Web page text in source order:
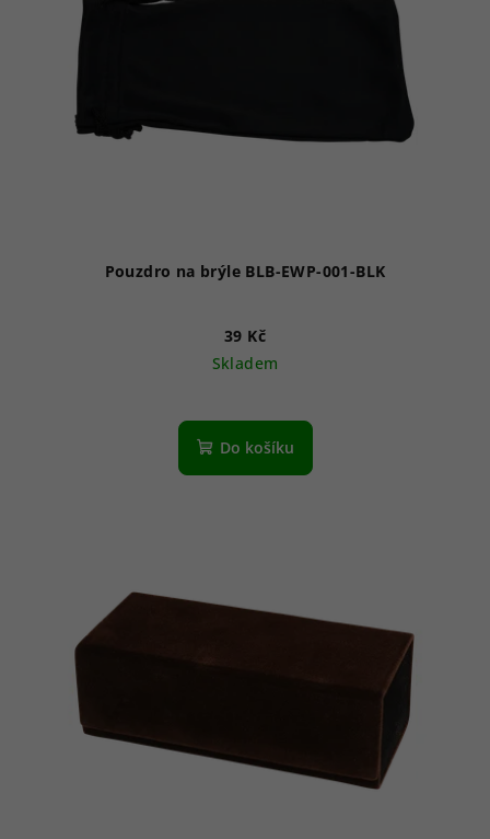
Pouzdro na brýle BLB-EWP-001-BLK
39 Kč
Skladem
Do košíku